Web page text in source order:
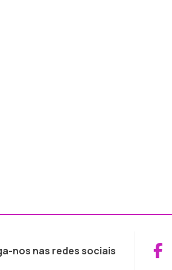
nos nas redes sociais